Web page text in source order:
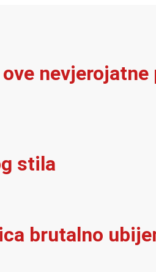
nevjerojatne
stila
brutalno